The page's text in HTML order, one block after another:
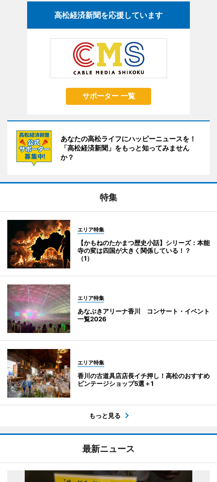
高松経済新聞を応援しています
サポーター 一覧
あなたの高松ライフにハッピーニュースを！
「高松経済新聞」をもっと知ってみません
か？
特集
エリア特集
【かもねのたかまつ歴史小話】シリーズ：本能
寺の変は四国が大きく関係している！？
（1）
エリア特集
あなぶきアリーナ香川 コンサート・イベント
一覧2026
エリア特集
香川の古道具店店長イチ押し！高松のおすすめ
ビンテージショップ5選＋1
もっと見る
最新ニュース